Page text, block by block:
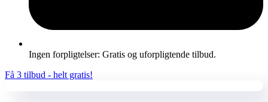
Ingen forpligtelser: Gratis og uforpligtende tilbud.
Få 3 tilbud - helt gratis!